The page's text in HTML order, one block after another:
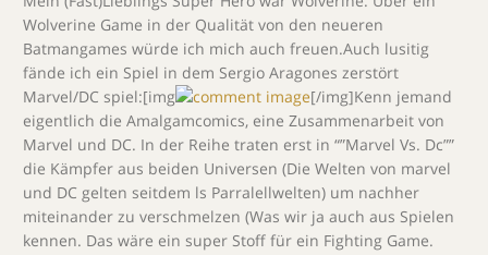
Wolverine Game in der Qualität von den neueren
Batmangames würde ich mich auch freuen.Auch lusitig
fände ich ein Spiel in dem Sergio Aragones zerstört
Marvel/DC spiel:[img
[/img]Kenn jemand
eigentlich die Amalgamcomics, eine Zusammenarbeit von
Marvel und DC. In der Reihe traten erst in “”Marvel Vs. Dc””
die Kämpfer aus beiden Universen (Die Welten von marvel
und DC gelten seitdem ls Parralellwelten) um nachher
miteinander zu verschmelzen (Was wir ja auch aus Spielen
kennen. Das wäre ein super Stoff für ein Fighting Game.